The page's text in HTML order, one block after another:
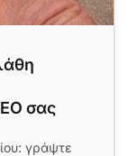
σας
γράψτε